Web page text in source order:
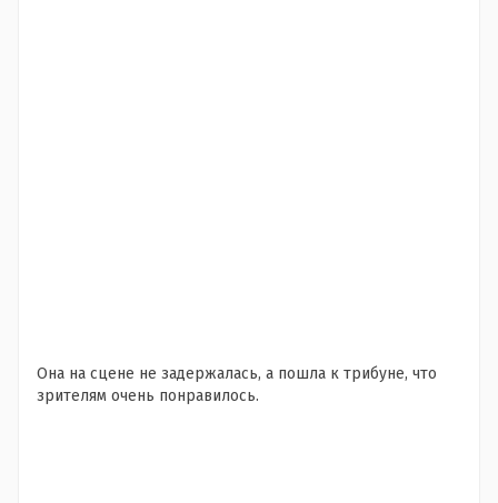
Она на сцене не задержалась, а пошла к трибуне, что
зрителям очень понравилось.